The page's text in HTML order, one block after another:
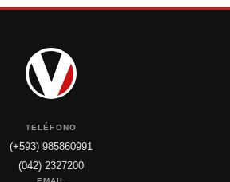
TELÉFONO
(+593) 985860991
(042) 2327200